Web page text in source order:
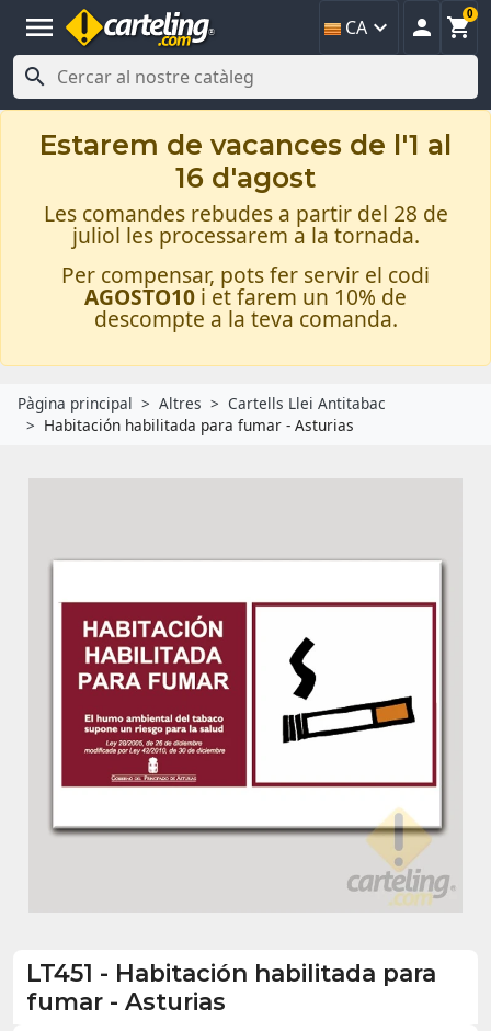
menu CA   
0

Estarem de vacances de l'1 al
16 d'agost
Les comandes rebudes a partir del 28 de
juliol les processarem a la tornada.
Per compensar, pots fer servir el codi
AGOSTO10 i et farem un 10% de
descompte a la teva comanda.
Pàgina principal Altres
Cartells Llei Antitabac
Habitación habilitada para fumar - Asturias
LT451 - Habitación habilitada para
fumar - Asturias